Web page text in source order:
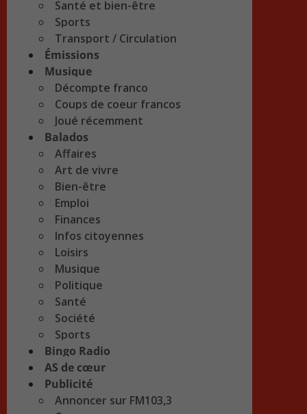
Santé et bien-être
Sports
Transport / Circulation
Émissions
Musique
Décompte franco
Coups de coeur francos
Joué récemment
Balados
Affaires
Art de vivre
Bien-être
Emploi
Finances
Infos citoyennes
Loisirs
Musique
Politique
Santé
Société
Sports
Bingo Radio
AS de cœur
Publicité
Annoncer sur FM103,3